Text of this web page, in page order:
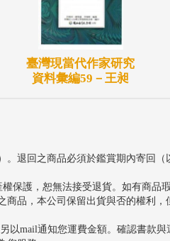
臺灣現當代作家研究
資料彙編59－王昶
退回之商品必須於鑑賞期內寄回
保護，恕無法接受退貨。如有商品
品，本公司保留出貨與否的權利
mail通知您運費金額。確認書款